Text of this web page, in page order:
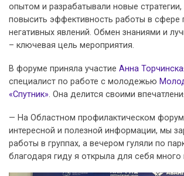
опытом и разрабатывали новые
повысить эффективность работы в сфере
негативных явлений. Обмен знаниями и
– ключевая цель мероприятия.
В форуме приняла участие Анна
специалист по работе с молодежью
«Спутник». Она делится своими
— На Областном профилактическом
интересной и полезной информации, мы
работы в группах, а вечером гуляли по
благодаря гиду я открыла для себя много